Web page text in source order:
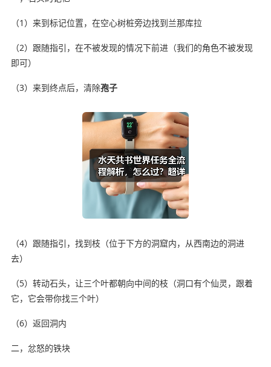
（1）来到标记位置，在空心树桩旁边找到兰那库拉
（2）跟随指引，在不被发现的情况下前进（我们的角色不被发现
即可）
（3）来到终点后，清除孢子
（4）跟随指引，找到枝（位于下方的洞窟内，从西南边的洞进
去）
（5）转动石头，让三个叶都朝向中间的枝（洞口有个仙灵，跟着
它，它会带你找三个叶）
（6）返回洞内
二，忿怒的铁块